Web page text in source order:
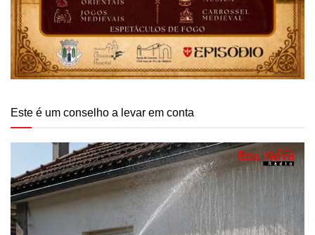
Este é um conselho a levar em conta